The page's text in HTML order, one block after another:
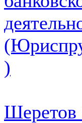
)
Шеретов